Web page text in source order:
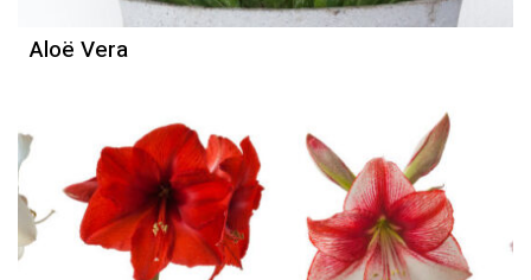
Aloë Vera